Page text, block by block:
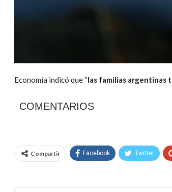
Economía indicó que “las familias argentinas
COMENTARIOS
Compartir Facebook Twitter